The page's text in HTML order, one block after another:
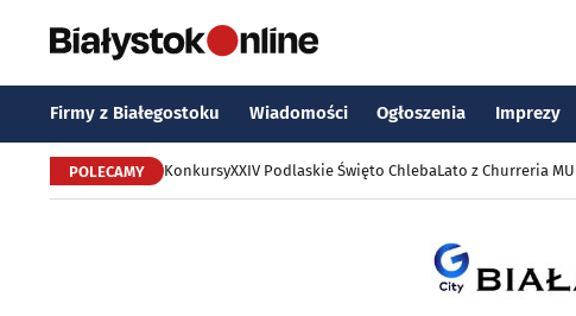
Firmy z Białegostoku Wiadomości Ogłoszenia Imprezy
POLECAMY KonkursyXXIV Podlaskie Święto ChlebaLato z Churreria